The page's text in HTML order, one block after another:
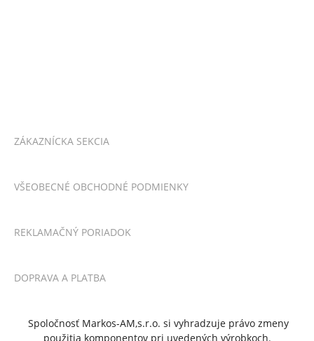
ZÁKAZNÍCKA SEKCIA
VŠEOBECNÉ OBCHODNÉ PODMIENKY
REKLAMAČNÝ PORIADOK
DOPRAVA A PLATBA
Spoločnosť Markos-AM,s.r.o. si vyhradzuje právo zmeny
použitia komponentov pri uvedených výrobkoch.